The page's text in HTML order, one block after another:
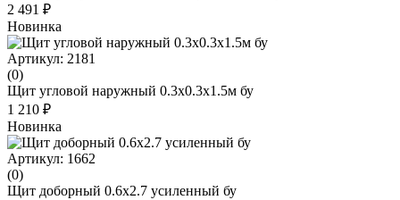
2 491 ₽
Новинка
Артикул: 2181
(0)
Щит угловой наружный 0.3x0.3x1.5м бу
1 210 ₽
Новинка
Артикул: 1662
(0)
Щит доборный 0.6х2.7 усиленный бу